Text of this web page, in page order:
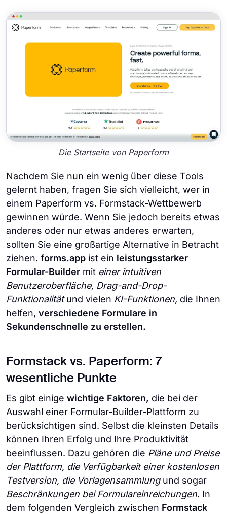
Die Startseite von Paperform
Nachdem Sie nun ein wenig über diese Tools
gelernt haben, fragen Sie sich vielleicht, wer in
einem Paperform vs. Formstack-Wettbewerb
gewinnen würde. Wenn Sie jedoch bereits etwas
anderes oder nur etwas anderes erwarten,
sollten Sie eine großartige Alternative in Betracht
ziehen. forms.app ist ein leistungsstarker
Formular-Builder mit einer intuitiven
Benutzeroberfläche, Drag-and-Drop-
Funktionalitätund vielen KI-Funktionen, die Ihnen
helfen, verschiedene Formulare in
Sekundenschnelle zu erstellen.
Formstack vs. Paperform: 7
wesentliche Punkte
Es gibt einige wichtige Faktoren, die bei der
Auswahl einer Formular-Builder-Plattform zu
berücksichtigen sind. Selbst die kleinsten Details
können Ihren Erfolg und Ihre Produktivität
beeinflussen. Dazu gehören die Pläne und Preise
der Plattform, die Verfügbarkeit einer kostenlosen
Testversion, die Vorlagensammlungund sogar
Beschränkungen bei Formulareinreichungen. In
dem folgenden Vergleich zwischen Formstack